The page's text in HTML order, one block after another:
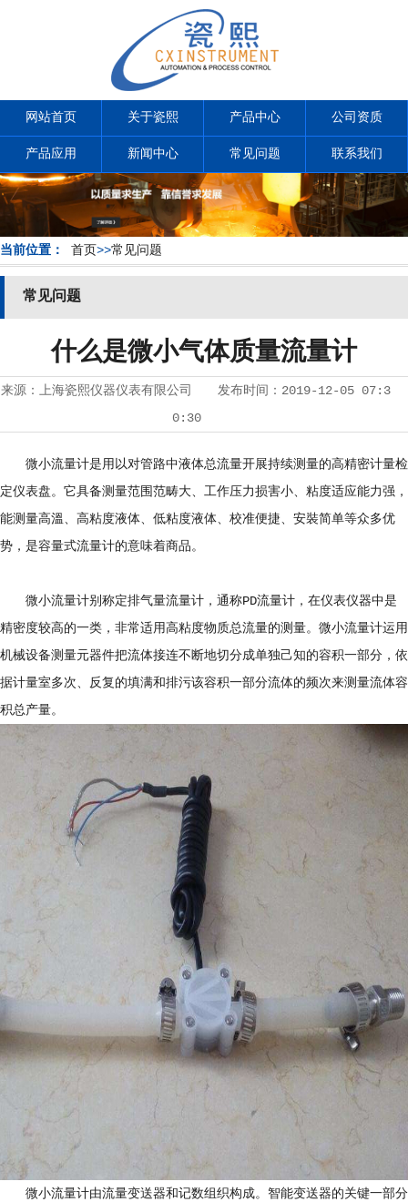
网站首页 关于瓷熙 产品中心 公司资质
产品应用 新闻中心 常见问题 联系我们
当前位置： 首页>>常见问题
常见问题
什么是微小气体质量流量计
来源： 上海瓷熙仪器仪表有限公司 发布时间： 2019-12-05 07:3
0:30
微小流量计是用以对管路中液体总流量开展持续测量的高精密计量检
定仪表盘。它具备测量范围范畴大、工作压力损害小、粘度适应能力强，
能测量高溫、高粘度液体、低粘度液体、校准便捷、安裝简单等众多优
势，是容量式流量计的意味着商品。
微小流量计别称定排气量流量计，通称PD流量计，在仪表仪器中是
精密度较高的一类，非常适用高粘度物质总流量的测量。微小流量计运用
机械设备测量元器件把流体接连不断地切分成单独己知的容积一部分，依
据计量室多次、反复的填满和排污该容积一部分流体的频次来测量流体容
积总产量。
微小流量计由流量变送器和记数组织构成。智能变送器的关键一部分